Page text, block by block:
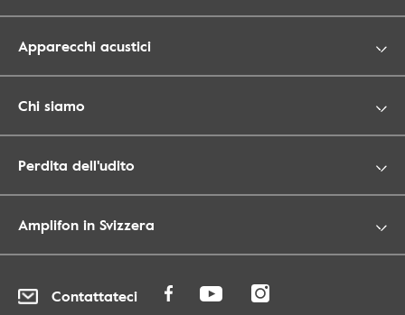
Apparecchi acustici
Chi siamo
Perdita dell'udito
Amplifon in Svizzera
Contattateci